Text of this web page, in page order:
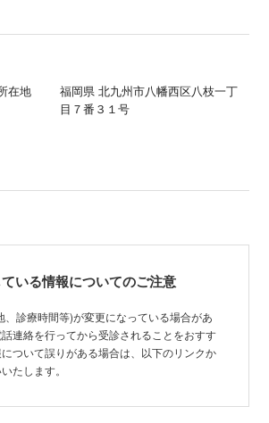
在地
福岡県 北九州市八幡西区八枝一丁
目７番３１号
いる情報についてのご注意
、診療時間等)が変更になっている場合があ
連絡を行ってから受診されることをおすす
ついて誤りがある場合は、以下のリンクか
たします。